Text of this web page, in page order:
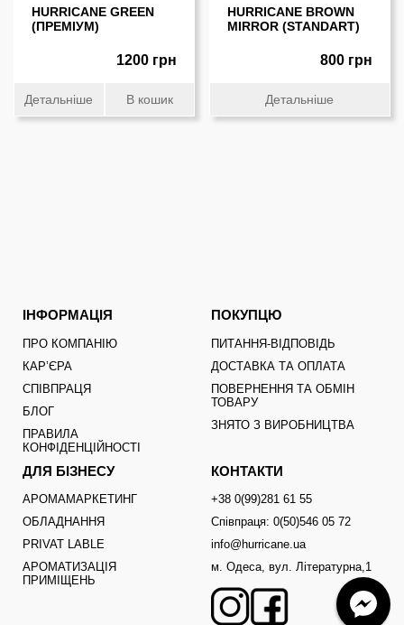
HURRICANE GREEN
(ПРЕМІУМ)
1200 грн
Детальніше В кошик
HURRICANE BROWN
MIRROR (STANDART)
800 грн
Детальніше
ІНФОРМАЦІЯ
ПРО КОМПАНІЮ
КАРʼЄРА
СПІВПРАЦЯ
БЛОГ
ПРАВИЛА
КОНФІДЕНЦІЙНОСТІ
ПОКУПЦЮ
ПИТАННЯ-ВІДПОВІДЬ
ДОСТАВКА ТА ОПЛАТА
ПОВЕРНЕННЯ ТА ОБМІН
ТОВАРУ
ЗНЯТО З ВИРОБНИЦТВА
ДЛЯ БІЗНЕСУ
АРОМАМАРКЕТИНГ
ОБЛАДНАННЯ
PRIVAT LABLE
АРОМАТИЗАЦІЯ
ПРИМІЩЕНЬ
КОНТАКТИ
+38 0(99)281 61 55
Співпраця: 0(50)546 05 72
info@hurricane.ua
м. Одеса, вул. Літературна,1